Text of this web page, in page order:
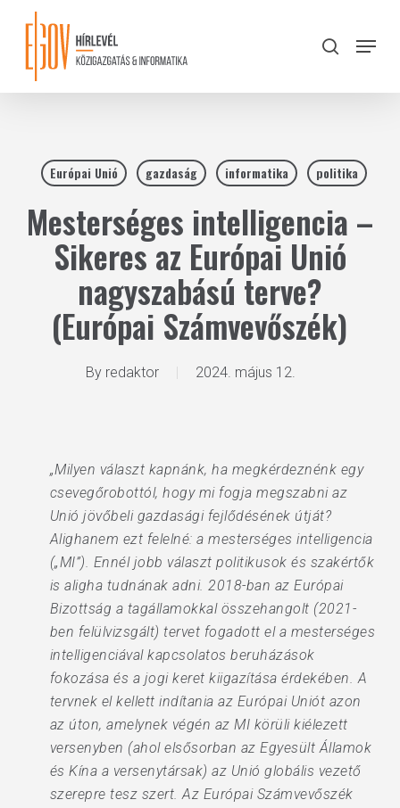
content
search
Menu
Európai Unió gazdaság informatika politika
Mesterséges intelligencia –
Sikeres az Európai Unió
nagyszabású terve?
(Európai Számvevőszék)
By redaktor 2024. május 12.
„Milyen választ kapnánk, ha megkérdeznénk egy
csevegőrobottól, hogy mi fogja megszabni az
Unió jövőbeli gazdasági fejlődésének útját?
Alighanem ezt felelné: a mesterséges intelligencia
(„MI”). Ennél jobb választ politikusok és szakértők
is aligha tudnának adni. 2018-ban az Európai
Bizottság a tagállamokkal összehangolt (2021-
ben felülvizsgált) tervet fogadott el a mesterséges
intelligenciával kapcsolatos beruházások
fokozása és a jogi keret kiigazítása érdekében. A
tervnek el kellett indítania az Európai Uniót azon
az úton, amelynek végén az MI körüli kiélezett
versenyben (ahol elsősorban az Egyesült Államok
és Kína a versenytársak) az Unió globális vezető
szerepre tesz szert. Az Európai Számvevőszék
Close